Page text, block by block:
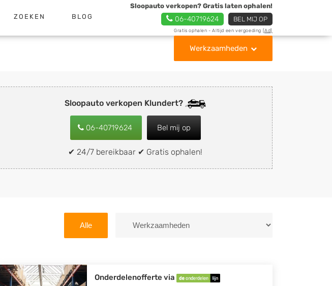
ZOEKEN BLOG
Sloopauto verkopen? Gratis laten ophalen!
06-40719624 BEL MIJ OP
Gratis ophalen - Altijd een vergoeding [Ad]
Werkzaamheden
Sloopauto verkopen Klundert?
06-40719624 Bel mij op
✔ 24/7 bereikbaar ✔ Gratis ophalen!
Alle
Onderdelenofferte via